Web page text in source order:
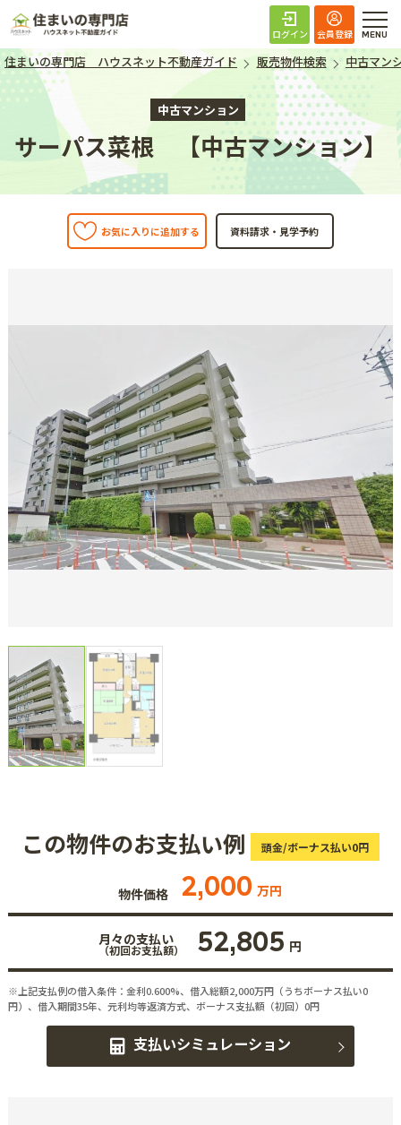
住まいの専門店 ハ
ログイン 会員登録
住まいの専門店 ハウスネット不動産ガイド 販売物件検索 中古マン
中古マンション
サーパス菜根 【中古マンション】
お気に入りに追加する
この物件のお支払い例 頭金/ボーナス払い0円
物件価格 2,000 万円
月々の支払い
（初回お支払額） 52,805 円
※上記支払例の借入条件：金利0.600%、借入総額2,000万円（うちボーナス払い0
円）、借入期間35年、元利均等返済方式、ボーナス支払額（初回）0円
支払いシミュレーション